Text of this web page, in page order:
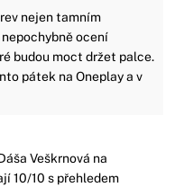
nejen tamním
ocení
budou moct držet palce.
pátek na Oneplay a v
Veškrnová na
10/10 s přehledem